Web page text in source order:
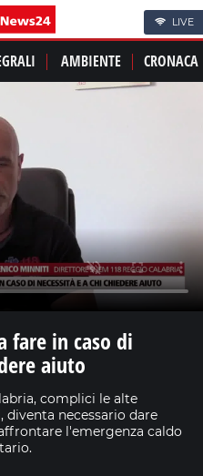
LIVE
AMBIENTE CRONACA
fare in caso di
aiuto
complici le alte
necessario dare
l'emergenza caldo